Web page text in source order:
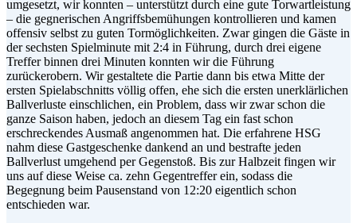
umgesetzt, wir konnten – unterstützt durch eine gute Torwartleistung
– die gegnerischen Angriffsbemühungen kontrollieren und kamen
offensiv selbst zu guten Tormöglichkeiten. Zwar gingen die Gäste in
der sechsten Spielminute mit 2:4 in Führung, durch drei eigene
Treffer binnen drei Minuten konnten wir die Führung
zurückerobern. Wir gestaltete die Partie dann bis etwa Mitte der
ersten Spielabschnitts völlig offen, ehe sich die ersten unerklärlichen
Ballverluste einschlichen, ein Problem, dass wir zwar schon die
ganze Saison haben, jedoch an diesem Tag ein fast schon
erschreckendes Ausmaß angenommen hat. Die erfahrene HSG
nahm diese Gastgeschenke dankend an und bestrafte jeden
Ballverlust umgehend per Gegenstoß. Bis zur Halbzeit fingen wir
uns auf diese Weise ca. zehn Gegentreffer ein, sodass die
Begegnung beim Pausenstand von 12:20 eigentlich schon
entschieden war.